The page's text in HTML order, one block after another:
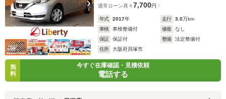
通常ローン 月々7,700円
年式 2017年 走行 3.0万km
車検
車検整備付 修復
なし
保証
保証付 整備
法定整備付
住所
大阪府貝塚市
無
料
今すぐ在庫確認・見積依頼
電話する